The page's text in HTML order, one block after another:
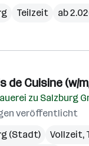
Teilzeit ab
de Cuisine (w/
zu Salzburg
veröffentlicht
(Stadt)
Vollzeit,